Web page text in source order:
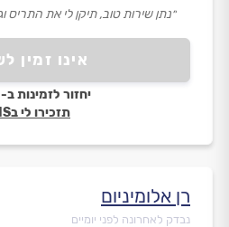
אינו זמין
יחזור לזמינות ב-07:00
תזכירו לי בSMS
״נתן שירות טוב, תיקן לי את התריס
רן אלומיניום
נבדק לאחרונה לפני יומיים